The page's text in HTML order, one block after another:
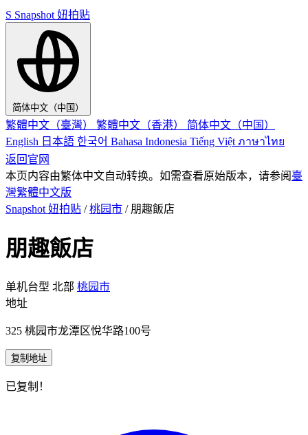
S Snapshot 妞拍贴
简体中文（中国）
繁體中文（臺灣） 繁體中文（香港） 简体中文（中国）
English 日本語 한국어 Bahasa Indonesia Tiếng Việt ภาษาไทย
返回官网
本页内容由繁体中文自动转换。如需查看原始版本，请参阅 臺
灣繁體中文版
Snapshot 妞拍贴 / 桃园市 / 朋趣飯店
朋趣飯店
单机台型 北部 桃园市
地址
325 桃园市龙潭区悅华路100号
复制地址
已复制！